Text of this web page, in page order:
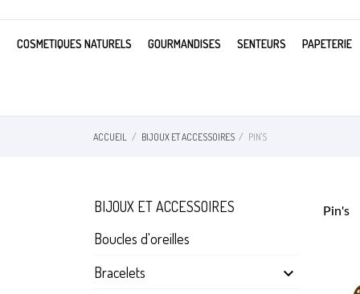
COSMETIQUES NATURELS GOURMANDISES SENTEURS PAPETERIE
ACCUEIL BIJOUX ET ACCESSOIRES PIN'S
BIJOUX ET ACCESSOIRES
Boucles d'oreilles
Bracelets

Pin's